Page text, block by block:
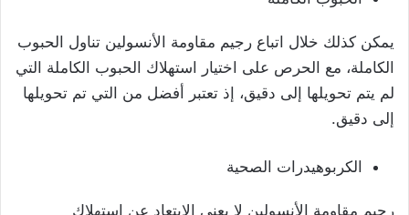
يمكن كذلك خلال اتباع رجيم مقاومة الأنسولين تناول الحبوب
الكاملة، مع الحرص على اختيار استهلاك الحبوب الكاملة التي
لم يتم تحويلها إلى دقيق، إذ تعتبر أفضل من التي تم تحويلها
إلى دقيق.
الكربوهيدرات الصحية
رجيم مقاومة الأنسولين لا يعني الابتعاد عن استهلاك